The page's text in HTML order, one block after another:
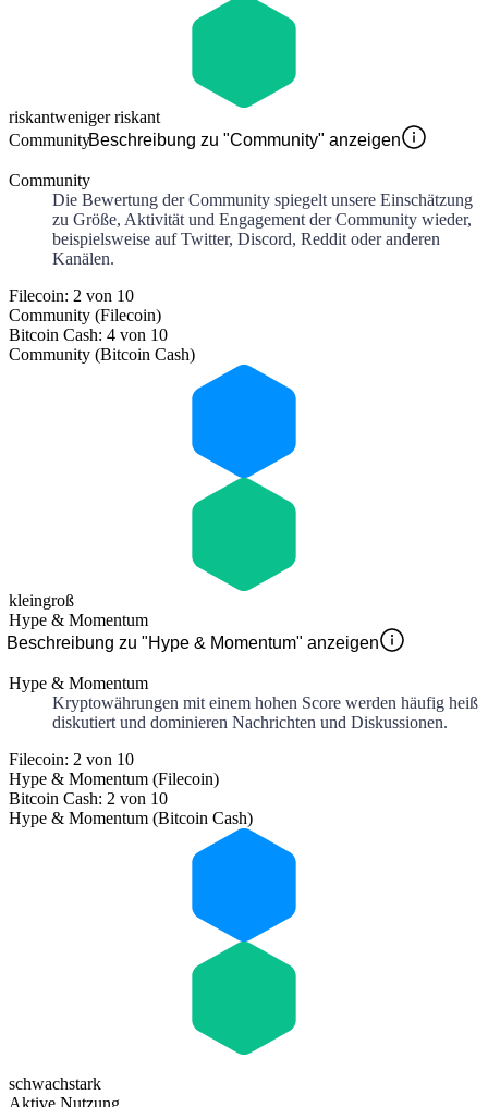
riskantweniger riskant
CommunityBeschreibung zu "Community" anzeigen
Community
Die Bewertung der Community spiegelt unsere Einschätzung
zu Größe, Aktivität und Engagement der Community wieder,
beispielsweise auf Twitter, Discord, Reddit oder anderen
Kanälen.
Filecoin: 2 von 10
Community (Filecoin)
Bitcoin Cash: 4 von 10
Community (Bitcoin Cash)
kleingroß
Hype & Momentum
Beschreibung zu "Hype & Momentum" anzeigen
Hype & Momentum
Kryptowährungen mit einem hohen Score werden häufig heiß
diskutiert und dominieren Nachrichten und Diskussionen.
Filecoin: 2 von 10
Hype & Momentum (Filecoin)
Bitcoin Cash: 2 von 10
Hype & Momentum (Bitcoin Cash)
schwachstark